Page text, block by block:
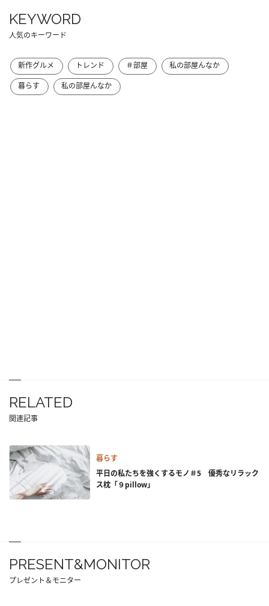
KEYWORD
人気のキーワード
新作グルメ トレンド ＃部屋
私の部屋んなか
暮らす
私の部屋んなか
RELATED
関連記事
暮らす
平日の私たちを強くするモノ＃5 優秀なリラック
ス枕「９pillow」
PRESENT&MONITOR
プレゼント＆モニター